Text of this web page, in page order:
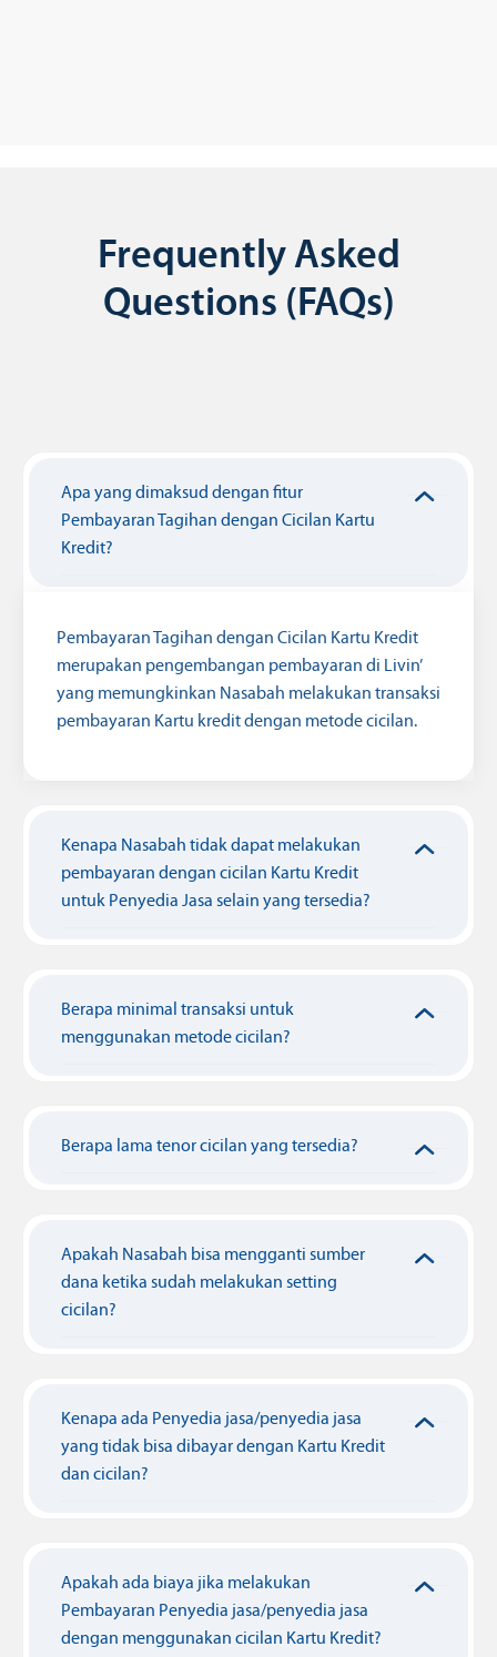
Frequently Asked
Questions (FAQs)
Apa yang dimaksud dengan fitur
Pembayaran Tagihan dengan Cicilan Kartu
Kredit?
Pembayaran Tagihan dengan Cicilan Kartu Kredit
merupakan pengembangan pembayaran di Livin’
yang memungkinkan Nasabah melakukan transaksi
pembayaran Kartu kredit dengan metode cicilan.
Kenapa Nasabah tidak dapat melakukan
pembayaran dengan cicilan Kartu Kredit
untuk Penyedia Jasa selain yang tersedia?
Berapa minimal transaksi untuk
menggunakan metode cicilan?
Berapa lama tenor cicilan yang tersedia?
Apakah Nasabah bisa mengganti sumber
dana ketika sudah melakukan setting
cicilan?
Kenapa ada Penyedia jasa/penyedia jasa
yang tidak bisa dibayar dengan Kartu Kredit
dan cicilan?
Apakah ada biaya jika melakukan
Pembayaran Penyedia jasa/penyedia jasa
dengan menggunakan cicilan Kartu Kredit?